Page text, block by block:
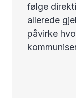
følge
allerede
påvirke